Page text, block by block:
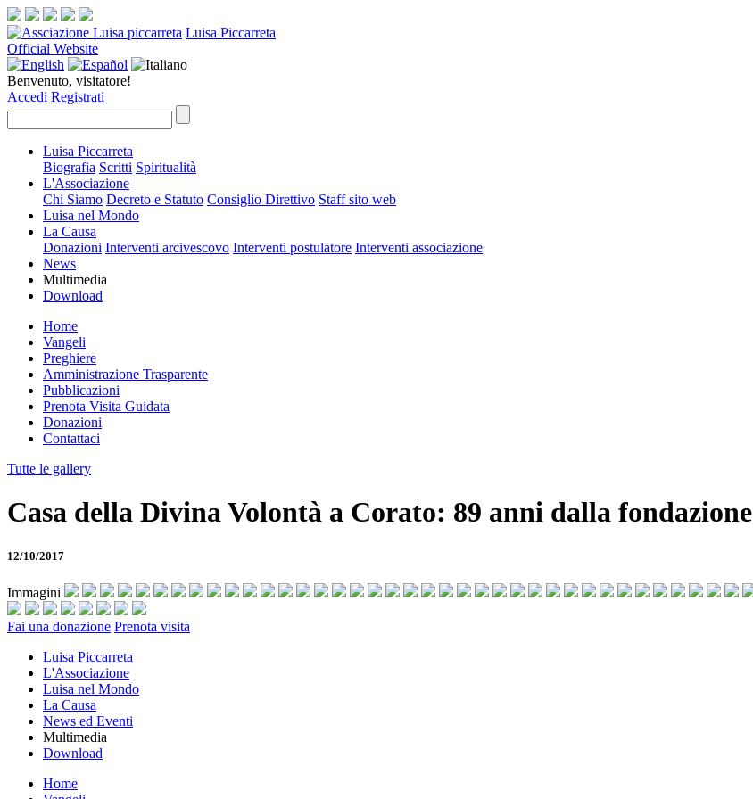
Luisa Piccarreta
Official Website
Benvenuto, visitatore!
Accedi Registrati
Luisa Piccarreta
Biografia Scritti Spiritualità
L'Associazione
Chi Siamo Decreto e Statuto Consiglio Direttivo Staff sito web
Luisa nel Mondo
La Causa
Donazioni Interventi arcivescovo Interventi postulatore Interventi associazione
News
Multimedia
Download
Home
Vangeli
Preghiere
Amministrazione Trasparente
Pubblicazioni
Prenota Visita Guidata
Donazioni
Contattaci
Tutte le gallery
Casa della Divina Volontà a Corato: 89 anni dalla fondazione
12/10/2017
Immagini
Fai una donazione Prenota visita
Luisa Piccarreta
L'Associazione
Luisa nel Mondo
La Causa
News ed Eventi
Multimedia
Download
Home